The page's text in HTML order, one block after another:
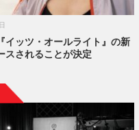
イッツ・オールライト』の新
スされることが決定